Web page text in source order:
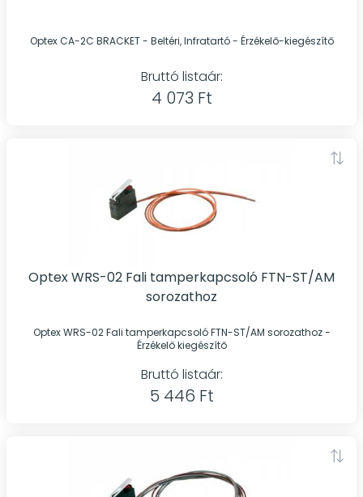
Optex CA-2C BRACKET - Beltéri, Infratartó - Érzékelő-kiegészítő
Bruttó listaár:
4 073 Ft
Optex WRS-02 Fali tamperkapcsoló FTN-ST/AM
sorozathoz
Optex WRS-02 Fali tamperkapcsoló FTN-ST/AM sorozathoz -
Érzékelő kiegészítő
Bruttó listaár:
5 446 Ft